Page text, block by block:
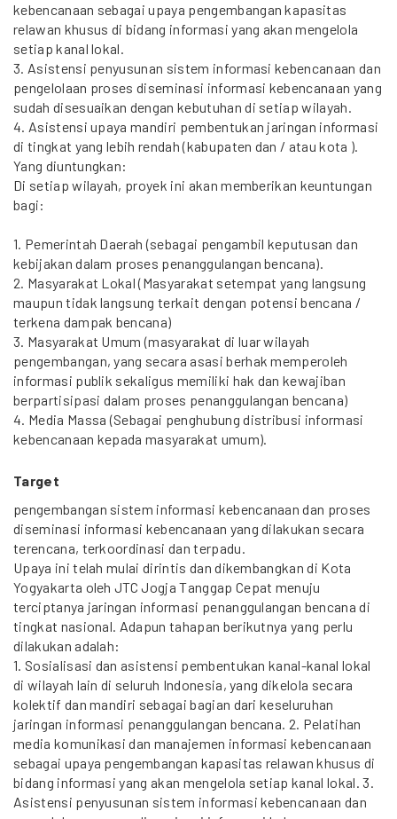
kebencanaan sebagai upaya pengembangan kapasitas
relawan khusus di bidang informasi yang akan mengelola
setiap kanal lokal.
3. Asistensi penyusunan sistem informasi kebencanaan dan
pengelolaan proses diseminasi informasi kebencanaan yang
sudah disesuaikan dengan kebutuhan di setiap wilayah.
4. Asistensi upaya mandiri pembentukan jaringan informasi
di tingkat yang lebih rendah (kabupaten dan / atau kota ).
Yang diuntungkan:
Di setiap wilayah, proyek ini akan memberikan keuntungan
bagi:
1. Pemerintah Daerah (sebagai pengambil keputusan dan
kebijakan dalam proses penanggulangan bencana).
2. Masyarakat Lokal (Masyarakat setempat yang langsung
maupun tidak langsung terkait dengan potensi bencana /
terkena dampak bencana)
3. Masyarakat Umum (masyarakat di luar wilayah
pengembangan, yang secara asasi berhak memperoleh
informasi publik sekaligus memiliki hak dan kewajiban
berpartisipasi dalam proses penanggulangan bencana)
4. Media Massa (Sebagai penghubung distribusi informasi
kebencanaan kepada masyarakat umum).
Target
pengembangan sistem informasi kebencanaan dan proses
diseminasi informasi kebencanaan yang dilakukan secara
terencana, terkoordinasi dan terpadu.
Upaya ini telah mulai dirintis dan dikembangkan di Kota
Yogyakarta oleh JTC Jogja Tanggap Cepat menuju
terciptanya jaringan informasi penanggulangan bencana di
tingkat nasional. Adapun tahapan berikutnya yang perlu
dilakukan adalah:
1. Sosialisasi dan asistensi pembentukan kanal-kanal lokal
di wilayah lain di seluruh Indonesia, yang dikelola secara
kolektif dan mandiri sebagai bagian dari keseluruhan
jaringan informasi penanggulangan bencana. 2. Pelatihan
media komunikasi dan manajemen informasi kebencanaan
sebagai upaya pengembangan kapasitas relawan khusus di
bidang informasi yang akan mengelola setiap kanal lokal. 3.
Asistensi penyusunan sistem informasi kebencanaan dan